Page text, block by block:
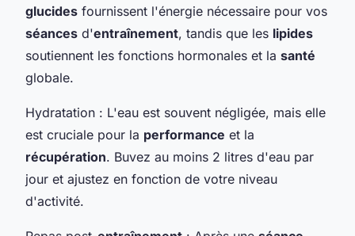
glucides fournissent l'énergie nécessaire pour vos
séances d'entraînement, tandis que les lipides
soutiennent les fonctions hormonales et la santé
globale.
Hydratation : L'eau est souvent négligée, mais elle
est cruciale pour la performance et la
récupération. Buvez au moins 2 litres d'eau par
jour et ajustez en fonction de votre niveau
d'activité.